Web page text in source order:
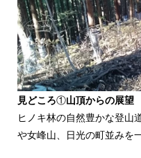
見どころ①山頂からの展望
ヒノキ林の自然豊かな登山
や女峰山、日光の町並みを